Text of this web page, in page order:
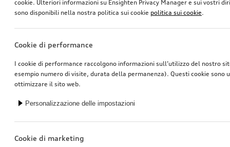
cookie. Ulteriori informazioni su Ensighten Privacy Manager e sui vostri
sono disponibili nella nostra politica sui cookie politica sui cookie.
Cookie di performance
I cookie di performance raccolgono informazioni sull’utilizzo del nostro
esempio numero di visite, durata della permanenza). Questi cookie sono
ottimizzare il sito web.
Personalizzazione delle impostazioni
Cookie di marketing